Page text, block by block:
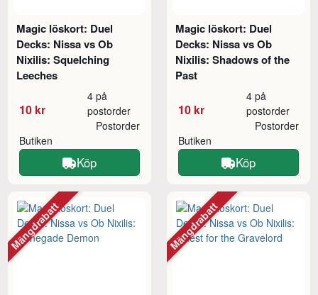
Magic löskort: Duel
Decks: Nissa vs Ob
Nixilis: Squelching
Leeches
10 kr
4 på
postorder
Butiken
Postorder
Köp
Magic löskort: Duel
Decks: Nissa vs Ob
Nixilis: Shadows of the
Past
10 kr
4 på
postorder
Butiken
Postorder
Köp
Mängdrabatt Mängdrabatt